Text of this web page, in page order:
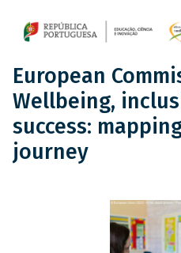
Main
content
Main
section
Notícia
European
Wellbeing,
success:
journey